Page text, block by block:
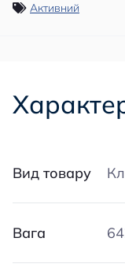
Активний
Вид товару
Вага